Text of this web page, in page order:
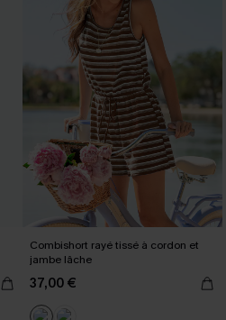
Combishort rayé tissé à cordon et
jambe lâche
37,00 €